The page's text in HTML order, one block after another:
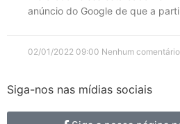
anúncio do Google de que a
02/01/2022 09:00 Nenhum comentário
Siga-nos nas mídias sociais